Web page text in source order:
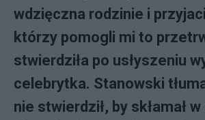
wdzięczna rodzinie i
którzy pomogli mi to
stwierdziła po usłyszeniu
celebrytka. Stanowski
nie stwierdził, by skłamał